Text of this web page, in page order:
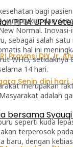
PPIA UPN
bersama
bagi
yang cukup dan
Normal.
sebagai salah
hal ini
WHO,
14 hari.
merupakan
adalah
seperti kuda
terperosok
baru, dengan